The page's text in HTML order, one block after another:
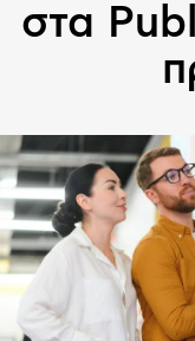
στα